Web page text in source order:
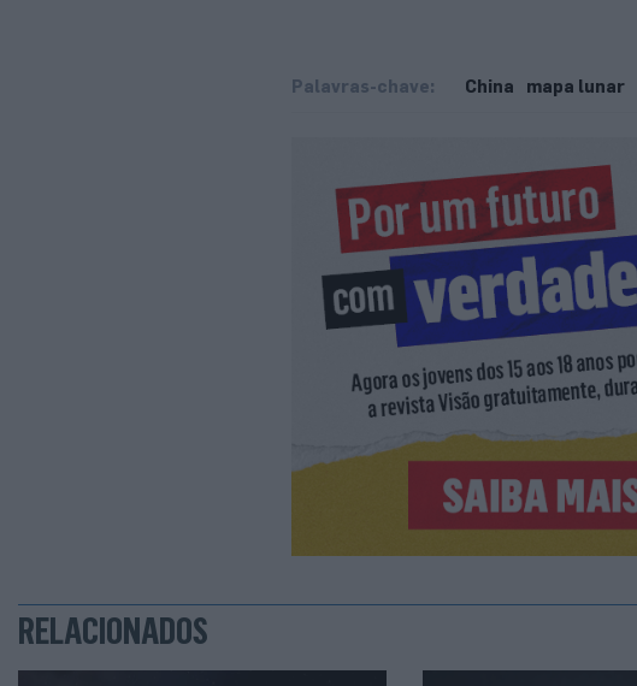
Palavras-chave: China mapa lunar
RELACIONADOS